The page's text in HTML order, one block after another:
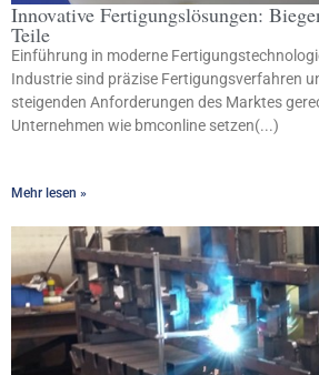
Innovative Fertigungslösungen:
Teile
Einführung in moderne
Industrie sind präzise Fertigungsverfahren
steigenden Anforderungen des Marktes
Unternehmen wie bmconline setzen(...)
Mehr lesen »